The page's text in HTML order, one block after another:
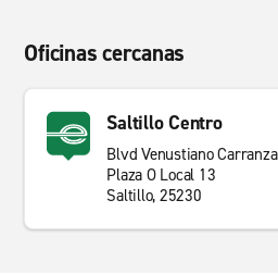
Oficinas cercanas
Saltillo Centro
Blvd Venustiano
Plaza O Local 13
Saltillo, 25230